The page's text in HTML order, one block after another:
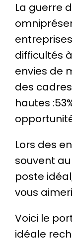
La guerre
difficultés
envies de
des
hautes
Lors des
souvent
poste
vous
Voici le
idéale